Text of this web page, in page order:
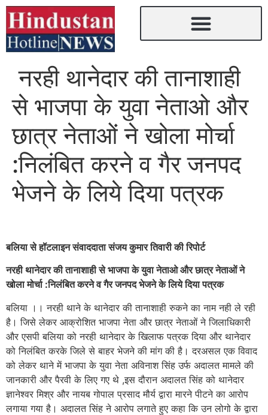
नरही थानेदार की तानाशाही
से भाजपा के युवा नेताओ और
छात्र नेताओं ने खोला मोर्चा
:निलंबित करने व गैर जनपद
भेजने के लिये दिया पत्रक
बलिया से हॉटलाइन संवाददाता संजय कुमार तिवारी की रिपोर्ट
नरही थानेदार की तानाशाही से भाजपा के युवा नेताओ और छात्र नेताओं ने
खोला मोर्चा :निलंबित करने व गैर जनपद भेजने के लिये दिया पत्रक
बलिया ।। नरही थाने के थानेदार की तानाशाही रुकने का नाम नही ले रही
है। जिसे लेकर आक्रोशित भाजपा नेता और छात्र नेताओं ने जिलाधिकारी
और एसपी बलिया को नरही थानेदार के खिलाफ पत्रक दिया और थानेदार
को निलंबित करके जिले से बाहर भेजने की मांग की है। दरअसल एक विवाद
को लेकर थाने में भाजपा के युवा नेता अविनाश सिंह उर्फ अदालत मामले की
जानकारी और पैरवी के लिए गए थे ,इस दौरान अदालत सिंह को थानेदार
ज्ञानेश्वर मिश्र और नायब गोपाल प्रसाद मौर्य द्वारा मारने पीटने का आरोप
लगाया गया है। अदालत सिंह ने आरोप लगाते हुए कहा कि उन लोगो के द्वारा